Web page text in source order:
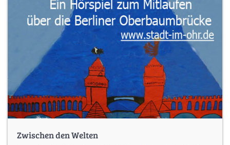
Zwischen den Welten